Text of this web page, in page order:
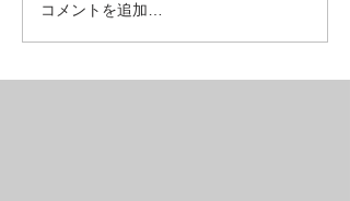
フルリジッドMTB？グラ
ベルクロス？
コメントを追加…